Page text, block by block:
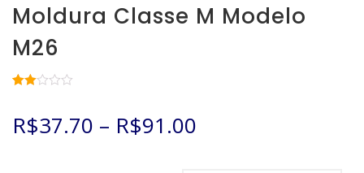
Moldura Classe M Modelo
M26
2.00
de 5,
R$37.70 – R$91.00